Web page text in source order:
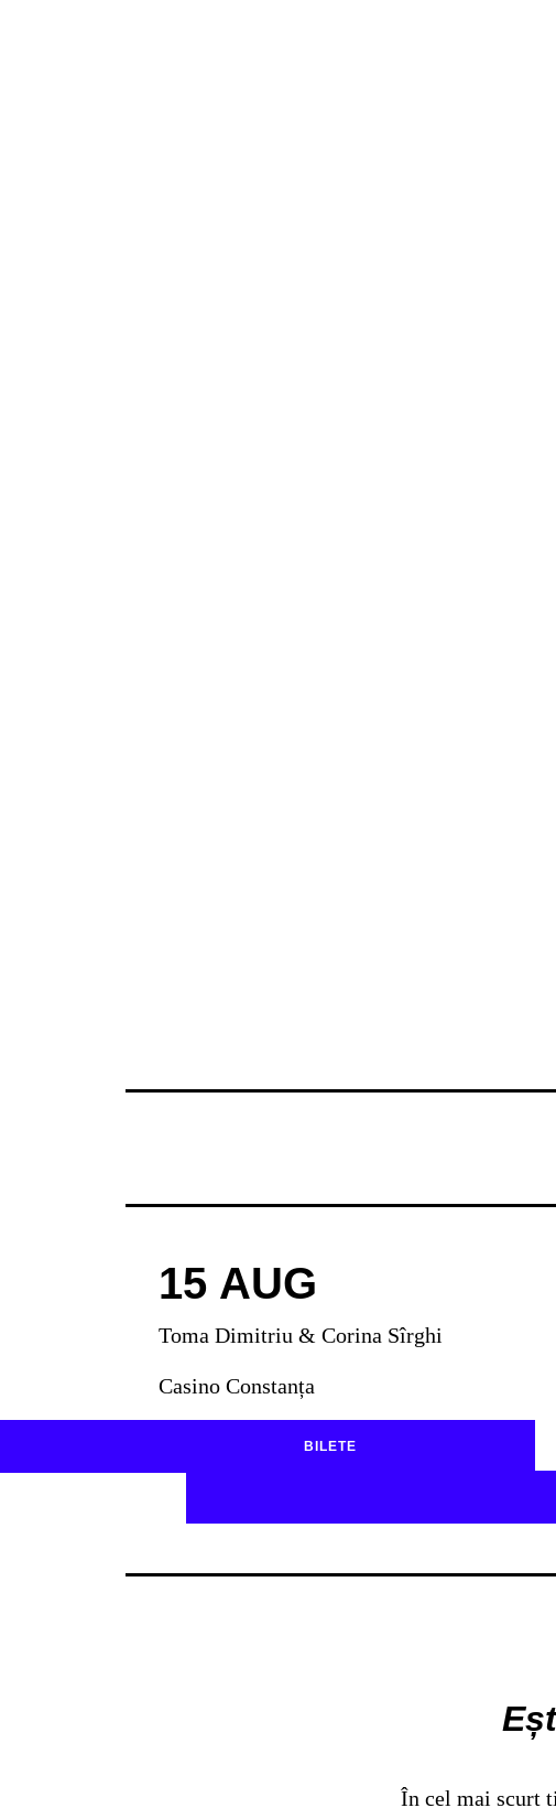
15 AUG
Toma Dimitriu & Corina Sîrghi
Casino Constanța
BILETE
În cel mai scurt